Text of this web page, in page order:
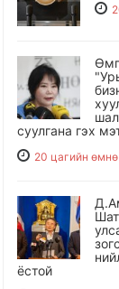
суулгана гэх
20 цагийн өмнө
ёстой